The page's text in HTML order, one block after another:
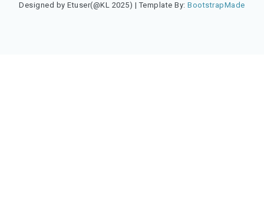
Designed by Etuser(@KL 2025) | Template By:BootstrapMade